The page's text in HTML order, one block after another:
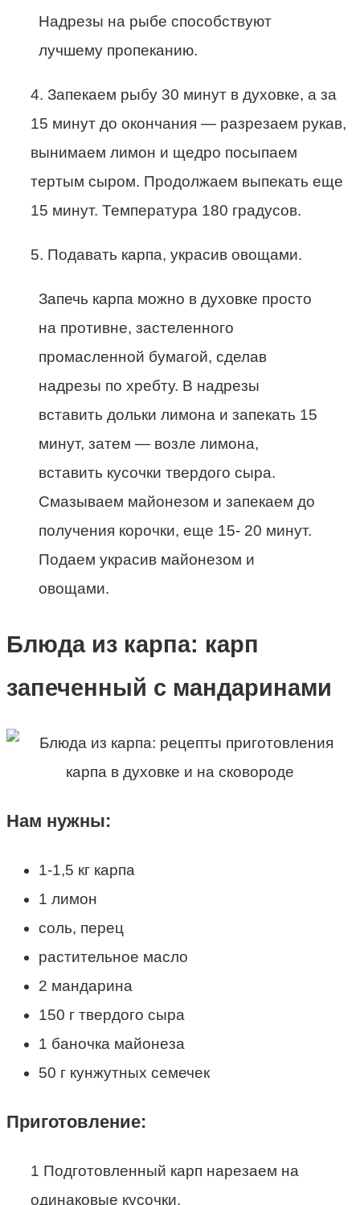
Надрезы на рыбе способствуют
лучшему пропеканию.
4. Запекаем рыбу 30 минут в духовке, а за
15 минут до окончания — разрезаем рукав,
вынимаем лимон и щедро посыпаем
тертым сыром. Продолжаем выпекать еще
15 минут. Температура 180 градусов.
5. Подавать карпа, украсив овощами.
Запечь карпа можно в духовке просто
на противне, застеленного
промасленной бумагой, сделав
надрезы по хребту. В надрезы
вставить дольки лимона и запекать 15
минут, затем — возле лимона,
вставить кусочки твердого сыра.
Смазываем майонезом и запекаем до
получения корочки, еще 15- 20 минут.
Подаем украсив майонезом и
овощами.
Блюда из карпа: карп
запеченный с мандаринами
Нам нужны:
1-1,5 кг карпа
1 лимон
соль, перец
растительное масло
2 мандарина
150 г твердого сыра
1 баночка майонеза
50 г кунжутных семечек
Приготовление:
1 Подготовленный карп нарезаем на
одинаковые кусочки.